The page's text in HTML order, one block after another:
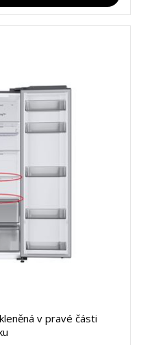
v pravé části